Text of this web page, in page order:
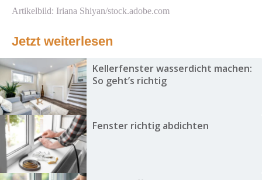
Artikelbild: Iriana Shiyan/stock.adobe.com
Jetzt weiterlesen
Kellerfenster wasserdicht machen:
So geht’s richtig
Fenster richtig abdichten